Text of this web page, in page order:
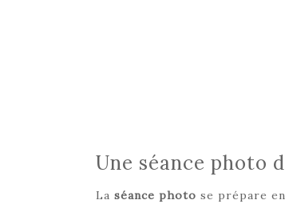
Une séance photo
La séance photo se prépare